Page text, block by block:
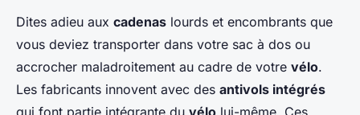
Dites adieu aux cadenas lourds et encombrants que
vous deviez transporter dans votre sac à dos ou
accrocher maladroitement au cadre de votre vélo.
Les fabricants innovent avec des antivols intégrés